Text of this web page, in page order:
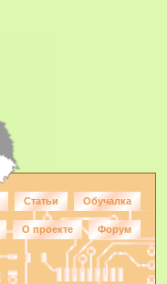
Статьи Обучалка
О проекте Форум